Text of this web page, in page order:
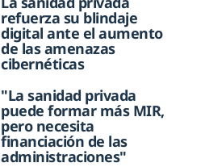
refuerza su blindaje
digital ante el aumento
de las amenazas
cibernéticas
"La sanidad privada
puede formar más MIR,
pero necesita
financiación de las
administraciones"